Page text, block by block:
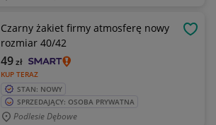
Czarny żakiet firmy atmosferę nowy
rozmiar 40/42
KUP TERAZ
49zł
STAN: NOWY
SPRZEDAJĄCY: OSOBA PRYWATNA
Podlesie Dębowe